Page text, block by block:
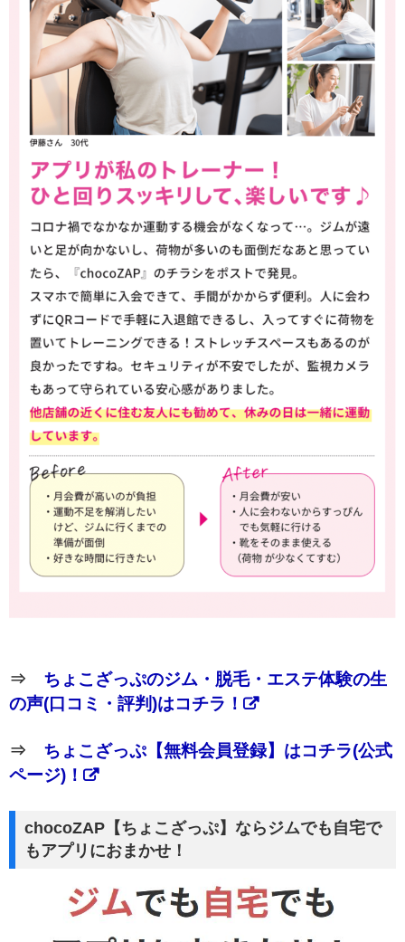
⇒ ちょこざっぷのジム・脱毛・エステ体験の生
の声(口コミ・評判)はコチラ！
⇒ ちょこざっぷ【無料会員登録】はコチラ(公式
ページ)！
chocoZAP【ちょこざっぷ】ならジムでも自宅で
もアプリにおまかせ！